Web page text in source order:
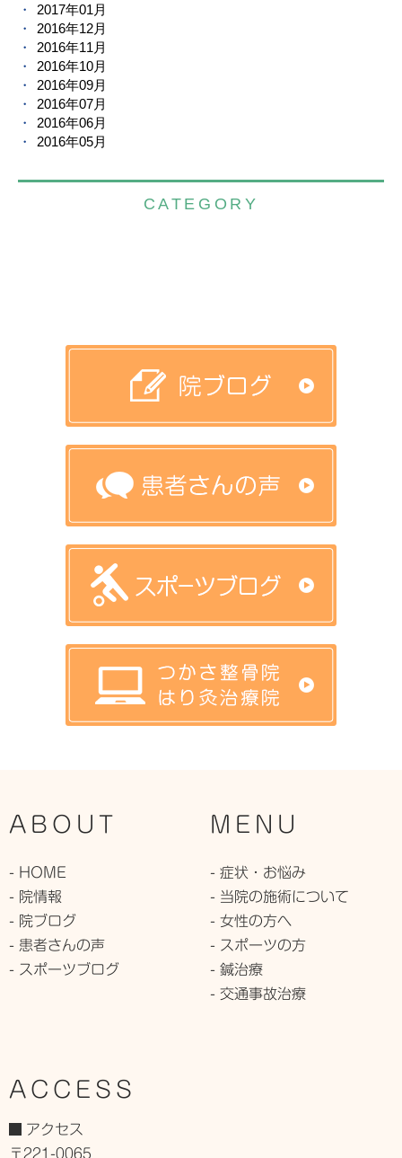
2017年01月
2016年12月
2016年11月
2016年10月
2016年09月
2016年07月
2016年06月
2016年05月
CATEGORY
ABOUT
- HOME
- 院情報
- 院ブログ
- 患者さんの声
- スポーツブログ
MENU
- 症状・お悩み
- 当院の施術について
- 女性の方へ
- スポーツの方
- 鍼治療
- 交通事故治療
ACCESS
アクセス
〒221-0065